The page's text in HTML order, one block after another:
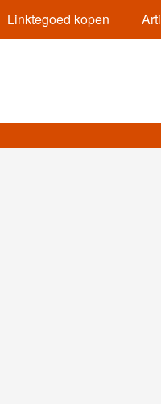
Linktegoed kopen